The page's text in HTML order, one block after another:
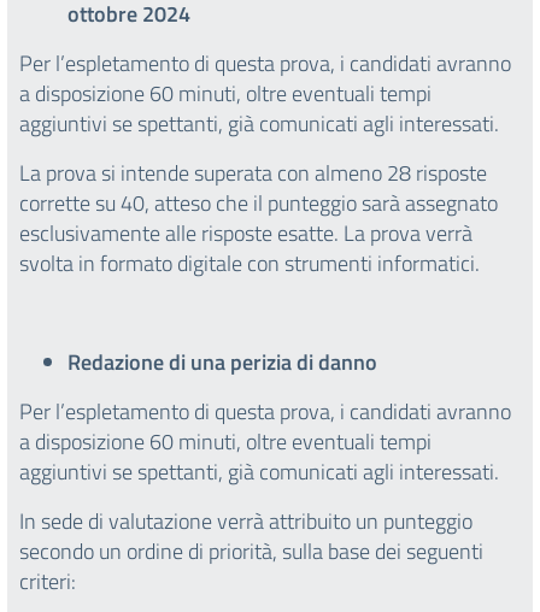
ottobre 2024
Per l’espletamento di questa prova, i candidati avranno
a disposizione 60 minuti, oltre eventuali tempi
aggiuntivi se spettanti, già comunicati agli interessati.
La prova si intende superata con almeno 28 risposte
corrette su 40, atteso che il punteggio sarà assegnato
esclusivamente alle risposte esatte. La prova verrà
svolta in formato digitale con strumenti informatici.
Redazione di una perizia di danno
Per l’espletamento di questa prova, i candidati avranno
a disposizione 60 minuti, oltre eventuali tempi
aggiuntivi se spettanti, già comunicati agli interessati.
In sede di valutazione verrà attribuito un punteggio
secondo un ordine di priorità, sulla base dei seguenti
criteri: